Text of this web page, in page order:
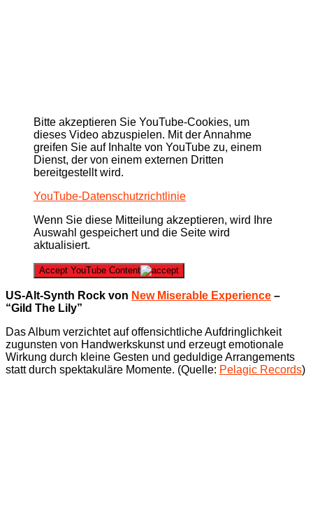
Bitte akzeptieren Sie YouTube-Cookies, um
dieses Video abzuspielen. Mit der Annahme
greifen Sie auf Inhalte von YouTube zu, einem
Dienst, der von einem externen Dritten
bereitgestellt wird.
YouTube-Datenschutzrichtlinie
Wenn Sie diese Mitteilung akzeptieren, wird Ihre
Auswahl gespeichert und die Seite wird
aktualisiert.
Accept YouTube Content
US-Alt-Synth Rock von New Miserable Experience –
“Gild The Lily”
Das Album verzichtet auf offensichtliche Aufdringlichkeit
zugunsten von Handwerkskunst und erzeugt emotionale
Wirkung durch kleine Gesten und geduldige Arrangements
statt durch spektakuläre Momente. (Quelle: Pelagic Records)